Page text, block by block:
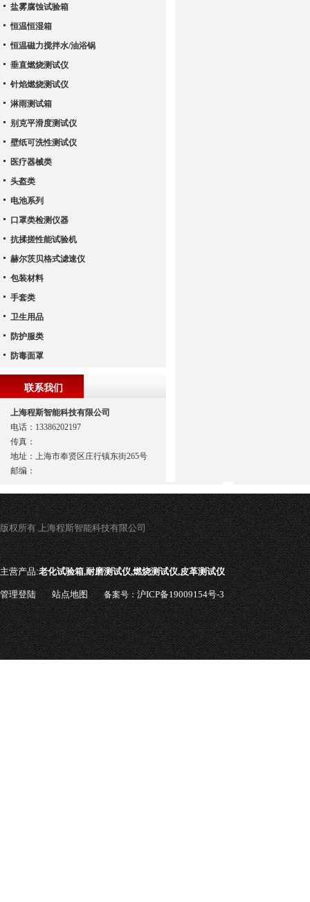
盐雾腐蚀试验箱
恒温恒湿箱
恒温磁力搅拌水/油浴锅
垂直燃烧测试仪
针焰燃烧测试仪
淋雨测试箱
别克平滑度测试仪
壁纸可洗性测试仪
医疗器械类
头盔类
电池系列
口罩类检测仪器
抗揉搓性能试验机
赫尔茨贝格式滤速仪
包装材料
手套类
卫生用品
防护服类
防毒面罩
联系我们
上海程斯智能科技有限公司
电话：13386202197
传真：
地址：上海市奉贤区庄行镇东街265号
邮编：
版权所有 上海程斯智能科技有限公司
主营产品:老化试验箱,耐磨测试仪,燃烧测试仪,皮革测试仪
管理登陆 站点地图 备案号：沪ICP备19009154号-3